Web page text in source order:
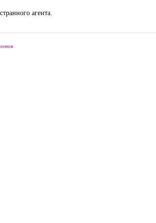
агента.